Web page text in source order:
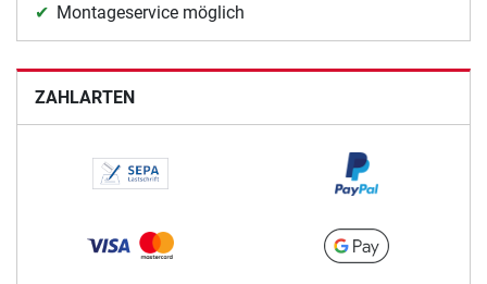
Montageservice möglich
ZAHLARTEN